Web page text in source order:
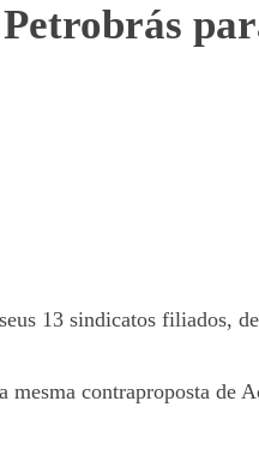
13 sindicatos filiados,
mesma contraproposta de